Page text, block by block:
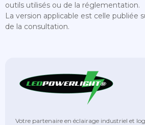
outils utilisés ou de la réglementation.
La version applicable est celle publiée
de la consultation.
Votre partenaire en éclairage industriel et